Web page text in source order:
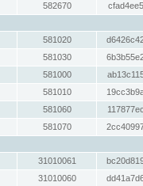
582670
581020
581030
581000
581010
581060
581070
31010061
31010060